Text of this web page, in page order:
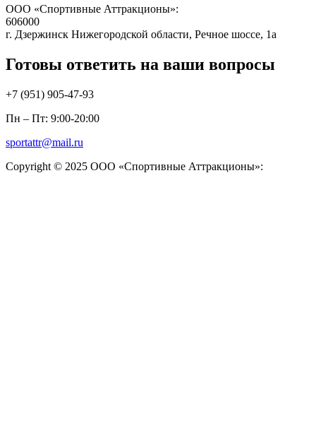
ООО «Спортивные Аттракционы»:
606000
г. Дзержинск Нижегородской области, Речное шоссе, 1а
Готовы ответить на ваши вопросы
+7 (951) 905-47-93
Пн – Пт: 9:00-20:00
sportattr@mail.ru
Copyright © 2025 ООО «Спортивные Аттракционы»: